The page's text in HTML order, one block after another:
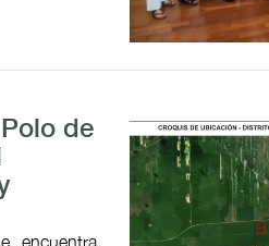
de
encuentra